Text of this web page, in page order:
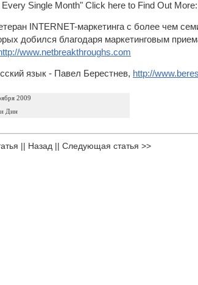
Single Month" Click here to Find Out More:
INTERNET-маркетинга с более чем
добился благодаря маркетинговым
www.netbreakthroughs.com
язык - Павел Берестнев, http://
2009
Дин
|| Назад || Следующая статья >>